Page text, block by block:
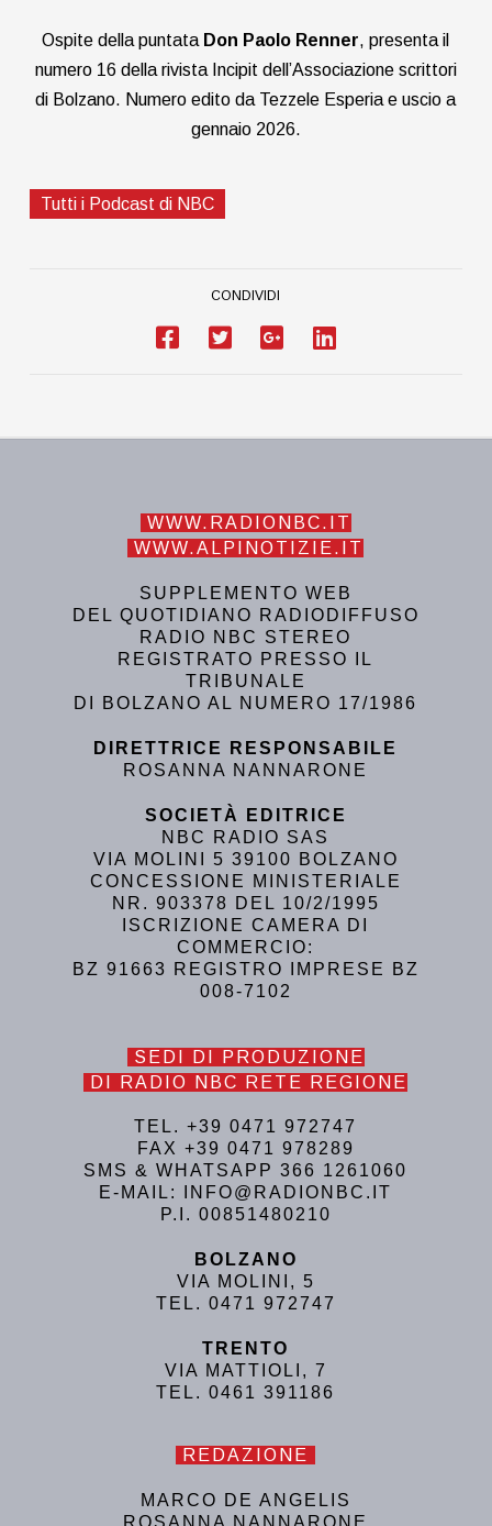
Ospite della puntata Don Paolo Renner, presenta il
numero 16 della rivista Incipit dell’Associazione scrittori
di Bolzano. Numero edito da Tezzele Esperia e uscio a
gennaio 2026.
Tutti i Podcast di NBC
CONDIVIDI
WWW.RADIONBC.IT
WWW.ALPINOTIZIE.IT
SUPPLEMENTO WEB
DEL QUOTIDIANO RADIODIFFUSO
RADIO NBC STEREO
REGISTRATO PRESSO IL
TRIBUNALE
DI BOLZANO AL NUMERO 17/1986
DIRETTRICE RESPONSABILE
ROSANNA NANNARONE
SOCIETÀ EDITRICE
NBC RADIO SAS
VIA MOLINI 5 39100 BOLZANO
CONCESSIONE MINISTERIALE
NR. 903378 DEL 10/2/1995
ISCRIZIONE CAMERA DI
COMMERCIO:
BZ 91663 REGISTRO IMPRESE BZ
008-7102
SEDI DI PRODUZIONE
DI RADIO NBC RETE REGIONE
TEL. +39 0471 972747
FAX +39 0471 978289
SMS & WHATSAPP 366 1261060
E-MAIL: INFO@RADIONBC.IT
P.I. 00851480210
BOLZANO
VIA MOLINI, 5
TEL. 0471 972747
TRENTO
VIA MATTIOLI, 7
TEL. 0461 391186
REDAZIONE
MARCO DE ANGELIS
ROSANNA NANNARONE